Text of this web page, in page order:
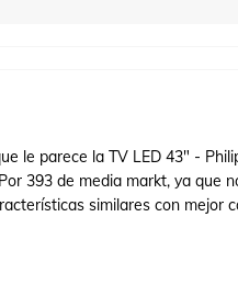
le parece la TV LED 43" -
393 de media markt, ya que
similares con mejor